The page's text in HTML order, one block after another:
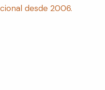
desde 2006.